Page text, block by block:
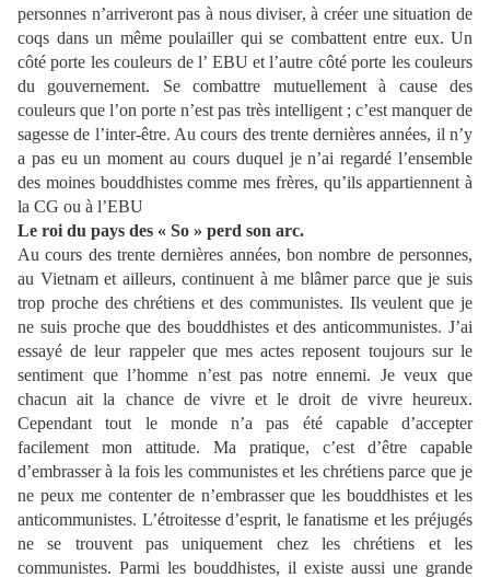
personnes n’arriveront pas à nous diviser, à créer une situation de
coqs dans un même poulailler qui se combattent entre eux. Un
côté porte les couleurs de l’ EBU et l’autre côté porte les couleurs
du gouvernement. Se combattre mutuellement à cause des
couleurs que l’on porte n’est pas très intelligent ; c’est manquer de
sagesse de l’inter-être. Au cours des trente dernières années, il n’y
a pas eu un moment au cours duquel je n’ai regardé l’ensemble
des moines bouddhistes comme mes frères, qu’ils appartiennent à
la CG ou à l’EBU
Le roi du pays des « So » perd son arc.
Au cours des trente dernières années, bon nombre de personnes,
au Vietnam et ailleurs, continuent à me blâmer parce que je suis
trop proche des chrétiens et des communistes. Ils veulent que je
ne suis proche que des bouddhistes et des anticommunistes. J’ai
essayé de leur rappeler que mes actes reposent toujours sur le
sentiment que l’homme n’est pas notre ennemi. Je veux que
chacun ait la chance de vivre et le droit de vivre heureux.
Cependant tout le monde n’a pas été capable d’accepter
facilement mon attitude. Ma pratique, c’est d’être capable
d’embrasser à la fois les communistes et les chrétiens parce que je
ne peux me contenter de n’embrasser que les bouddhistes et les
anticommunistes. L’étroitesse d’esprit, le fanatisme et les préjugés
ne se trouvent pas uniquement chez les chrétiens et les
communistes. Parmi les bouddhistes, il existe aussi une grande